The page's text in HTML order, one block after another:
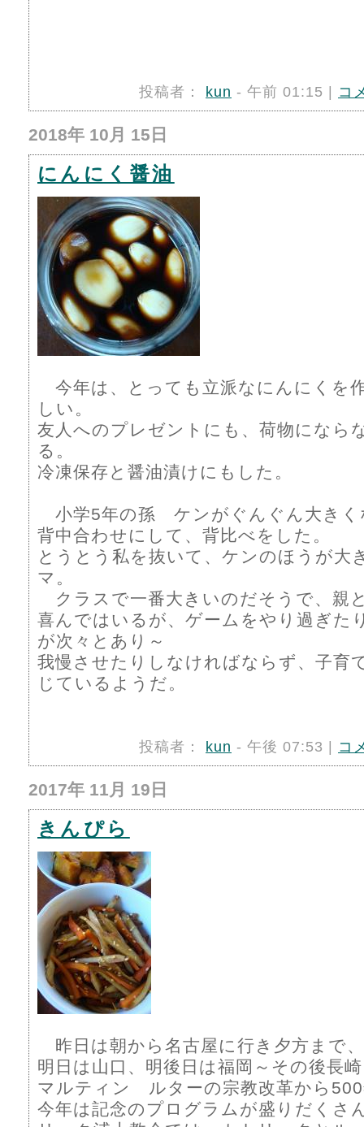
投稿者： kun - 午前 01:15 | コ
2018年 10月 15日
にんにく醤油
今年は、とっても立派なにんにくを
しい。
友人へのプレゼントにも、荷物になら
る。
冷凍保存と醤油漬けにもした。
小学5年の孫 ケンがぐんぐん大きく
背中合わせにして、背比べをした。
とうとう私を抜いて、ケンのほうが大
マ。
クラスで一番大きいのだそうで、親
喜んではいるが、ゲームをやり過ぎた
が次々とあり～
我慢させたりしなければならず、子育
じているようだ。
投稿者： kun - 午後 07:53 | コ
2017年 11月 19日
きんぴら
昨日は朝から名古屋に行き夕方まで
明日は山口、明後日は福岡～その後長
マルティン ルターの宗教改革から
今年は記念のプログラムが盛りだくさ